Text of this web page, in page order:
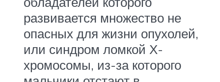
развивается множество не
опасных для жизни опухолей,
или синдром ломкой Х-
хромосомы, из-за которого